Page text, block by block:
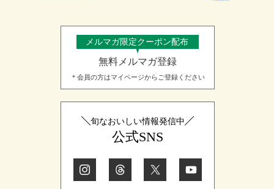
メルマガ限定クーポン配布
無料メルマガ登録
＊会員の方はマイページからご登録ください
旬なおいしい情報発信中
公式SNS